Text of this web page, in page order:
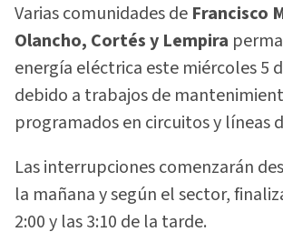
Varias comunidades de Francisco
Olancho, Cortés y Lempira
energía eléctrica este miércoles 5
debido a trabajos de
programados en circuitos y líneas
Las interrupciones comenzarán
la mañana y según el sector,
2:00 y las 3:10 de la tarde.